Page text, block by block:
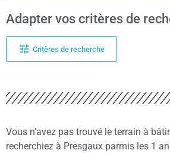
Adapter vos critères de
Critères de recherche
Vous n’avez pas trouvé le terrain à
recherchiez à Presgaux parmis les 1